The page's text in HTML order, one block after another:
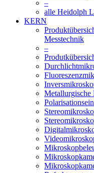
–
alle Heidolph
KERN
Messtechnik
–
Metallurgische